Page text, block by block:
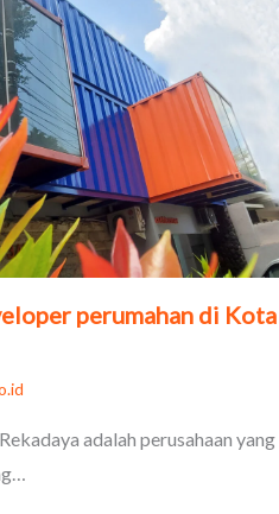
perumahan di Kota
adalah perusahaan yang